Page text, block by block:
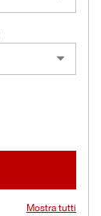
Mostra tutti